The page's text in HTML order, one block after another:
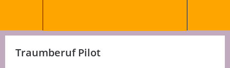
Traumberuf Pilot